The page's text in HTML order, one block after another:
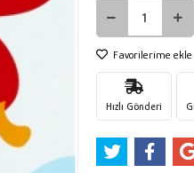
Favorilerime ekle
Hızlı Gönderi